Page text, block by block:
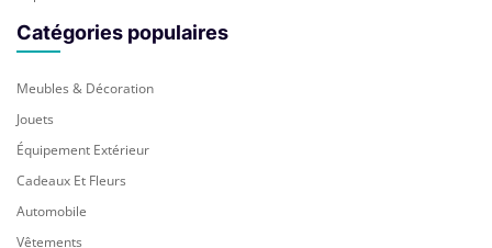
Catégories populaires
Meubles & Décoration
Jouets
Équipement Extérieur
Cadeaux Et Fleurs
Automobile
Vêtements